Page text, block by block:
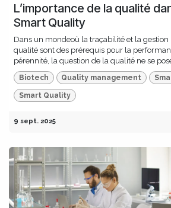
L’importance de la qualité
Smart Quality
Dans un mondeoù la traçabilité et la gestion
qualité sont des prérequis pour la
pérennité, la question de la qualité ne se pose
Biotech Quality management
Smart Quality
9 sept. 2025